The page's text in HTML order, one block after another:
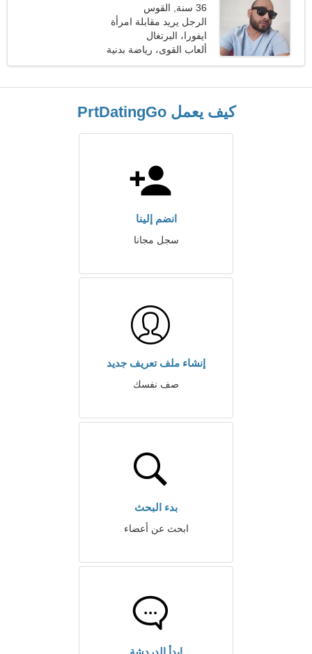
36 سنة, القوس
الرجل يريد مقابلة امرأة
ايفورا، البرتغال
ألعاب القوى، رياضة بدنية
كيف يعمل PrtDatingGo
انضم إلينا
سجل مجانا
إنشاء ملف تعريف جديد
صف نفسك
بدء البحث
ابحث عن أعضاء
ابدأ الدردشة